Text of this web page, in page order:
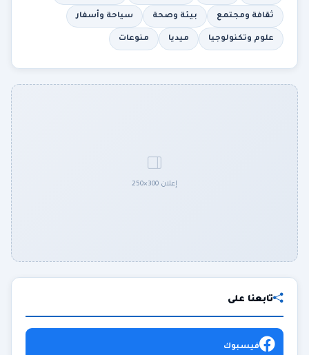
ثقافة ومجتمع بيئة وصحة سياحة وأسفار
علوم وتكنولوجيا ميديا منوعات
إعلان 300×250
تابعنا على
فيسبوك